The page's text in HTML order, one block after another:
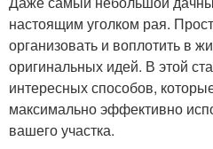
настоящим уголком рая.
организовать и воплотить в
оригинальных идей. В этой
интересных способов,
максимально эффективно
вашего участка.